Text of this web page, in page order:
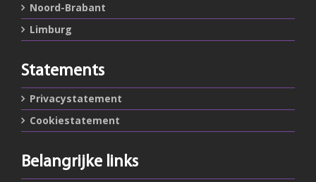
Noord-Brabant
Limburg
Statements
Privacystatement
Cookiestatement
Belangrijke links